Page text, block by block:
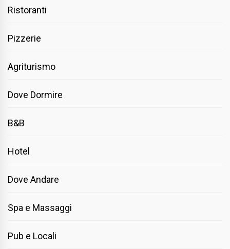
Ristoranti
Pizzerie
Agriturismo
Dove Dormire
B&B
Hotel
Dove Andare
Spa e Massaggi
Pub e Locali